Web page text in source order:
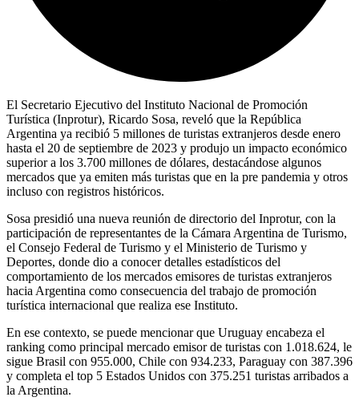
El Secretario Ejecutivo del Instituto Nacional de Promoción
Turística (Inprotur), Ricardo Sosa, reveló que la República
Argentina ya recibió 5 millones de turistas extranjeros desde enero
hasta el 20 de septiembre de 2023 y produjo un impacto económico
superior a los 3.700 millones de dólares, destacándose algunos
mercados que ya emiten más turistas que en la pre pandemia y otros
incluso con registros históricos.
Sosa presidió una nueva reunión de directorio del Inprotur, con la
participación de representantes de la Cámara Argentina de Turismo,
el Consejo Federal de Turismo y el Ministerio de Turismo y
Deportes, donde dio a conocer detalles estadísticos del
comportamiento de los mercados emisores de turistas extranjeros
hacia Argentina como consecuencia del trabajo de promoción
turística internacional que realiza ese Instituto.
En ese contexto, se puede mencionar que Uruguay encabeza el
ranking como principal mercado emisor de turistas con 1.018.624, le
sigue Brasil con 955.000, Chile con 934.233, Paraguay con 387.396
y completa el top 5 Estados Unidos con 375.251 turistas arribados a
la Argentina.